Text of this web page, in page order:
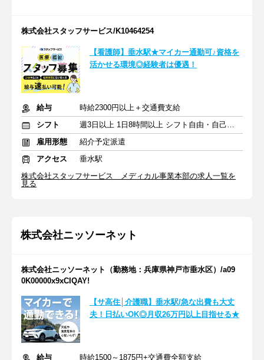
株式会社スタッフサービス/K10464254
【看護師】垂水駅★マイカー通勤可♪資格を
活かせる環境◎経験者は優遇！
給与
時給2300円以上＋交通費支給
シフト
週3日以上 1日8時間以上 シフト自由・自己申告
雇用形態
紹介予定派遣
アクセス
垂水駅
株式会社スタッフサービス メディカル事業本部の求人一覧を
見る
株式会社ニッソーネット
株式会社ニッソーネット（勤務地：兵庫県神戸市垂水区）/a09
0K00000x9xCIQAY!
【サ高住│介護職】垂水駅/急な出費も大丈
夫！日払いOK◎月収26万円以上目指せる★
給与 時給1500～1875円+交通費全額支給